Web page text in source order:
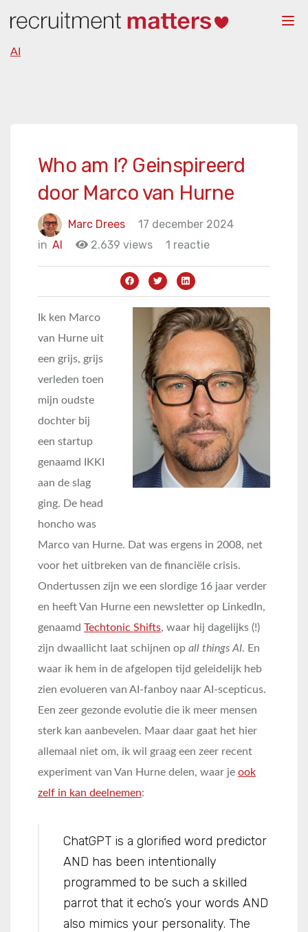
AI
Who am I? Geinspireerd
door Marco van Hurne
Marc Drees
17 december 2024
in AI 2.639 views 1 reactie
k ken Marco
van Hurne uit
een grijs, grijs
verleden toen
mijn oudste
dochter bij
een startup
genaamd IKKI
aan de slag
ging. De head
honcho was
Marco van Hurne. Dat was ergens in 2008, net
voor het uitbreken van de financiële crisis.
Ondertussen zijn we een slordige 16 jaar verder
en heeft Van Hurne een newsletter op LinkedIn,
genaamd Techtonic Shifts, waar hij dagelijks (!)
zijn dwaallicht laat schijnen op all things AI. En
waar ik hem in de afgelopen tijd geleidelijk heb
zien evolueren van AI-fanboy naar AI-scepticus.
Een zeer gezonde evolutie die ik meer mensen
sterk kan aanbevelen. Maar daar gaat het hier
allemaal niet om, ik wil graag een zeer recent
experiment van Van Hurne delen, waar je ook
zelf in kan deelnemen:
ChatGPT is a glorified word predictor
AND has been intentionally
programmed to be such a skilled
parrot that it echo’s your words AND
also mimics your personality. The